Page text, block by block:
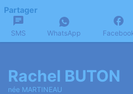
Partager
SMS WhatsApp
Rachel BUTON
née MARTINEAU